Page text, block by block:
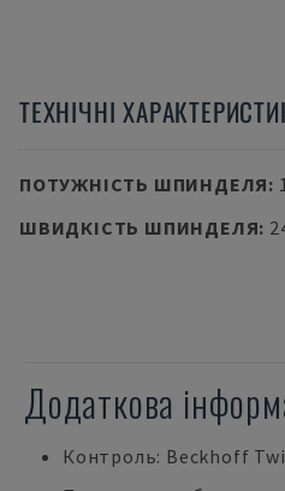
ТЕХНІЧНІ
ПОТУЖНІСТЬ ШПИНДЕЛЯ:
ШВИДКІСТЬ ШПИНДЕЛЯ:
Додаткова
Контроль: Beckhoff